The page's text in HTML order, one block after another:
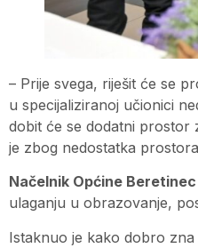
– Prije svega, riješit će se
u specijaliziranoj učionici
dobit će se dodatni prostor
je zbog nedostatka
Načelnik Općine
ulaganju u obrazovanje,
Istaknuo je kako dobro